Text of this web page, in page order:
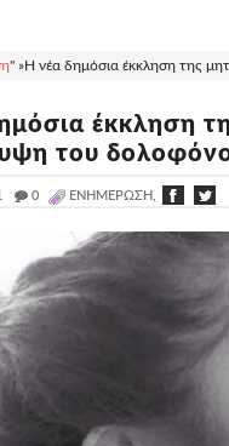
" »Η νέα δημόσια έκκληση της
έκκληση
του
_ 0 ΕΝΗΜΈΡΩΣΗ,